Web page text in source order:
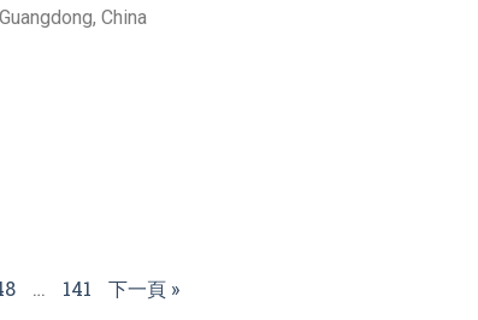
China
… 141 下一頁 »